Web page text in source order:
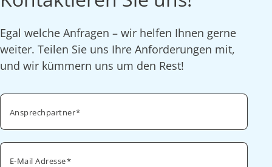
Egal welche Anfragen – wir helfen Ihnen gerne
weiter. Teilen Sie uns Ihre Anforderungen mit,
und wir kümmern uns um den Rest!
Ansprechpartner
E-Mail Adresse